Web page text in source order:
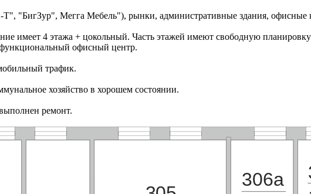
"БигЗур", Мегга Мебель"), рынки, административные здания, офисные
имеет 4 этажа + цокольный. Часть этажей имеют свободную
офисный центр.
трафик.
хозяйство в хорошем состоянии.
ремонт.
306а